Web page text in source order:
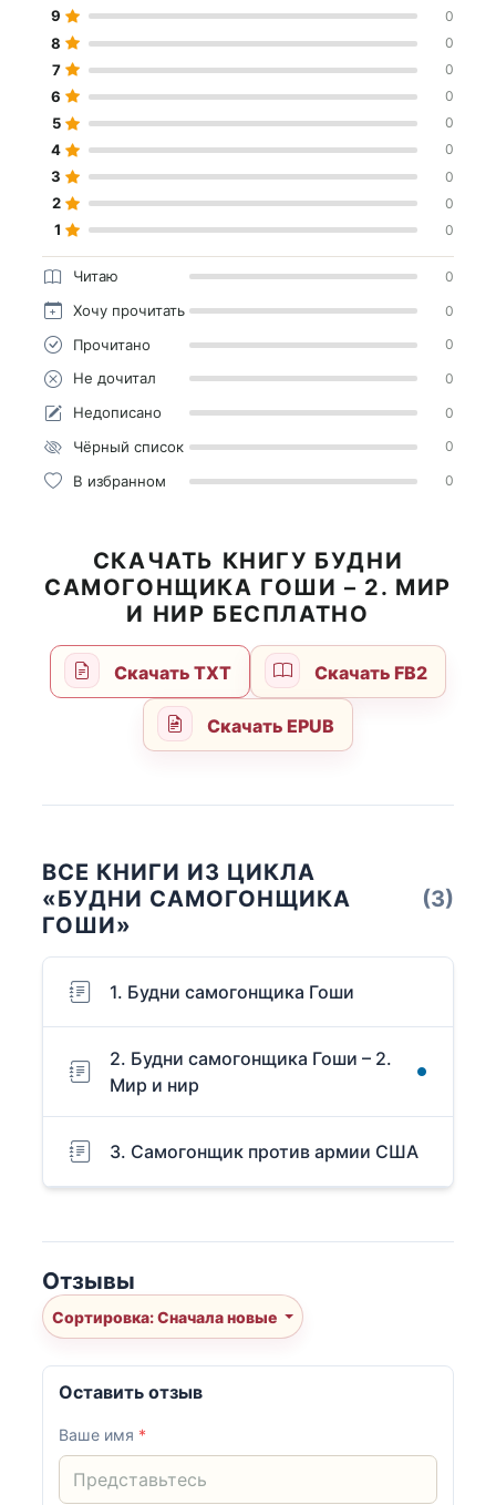
9 0
8 0
7 0
6 0
5 0
4 0
3 0
2 0
1 0
Читаю 0
Хочу прочитать 0
Прочитано 0
Не дочитал 0
Недописано 0
Чёрный список 0
В избранном 0
СКАЧАТЬ КНИГУ БУДНИ
САМОГОНЩИКА ГОШИ – 2. МИР
И НИР БЕСПЛАТНО
Скачать TXT Скачать FB2
Скачать EPUB
ВСЕ КНИГИ ИЗ ЦИКЛА
«БУДНИ САМОГОНЩИКА
ГОШИ»
(3)
1. Будни самогонщика Гоши
2. Будни самогонщика Гоши – 2.
Мир и нир
3. Самогонщик против армии США
Отзывы
Сортировка: Сначала новые
Оставить отзыв
Ваше имя *